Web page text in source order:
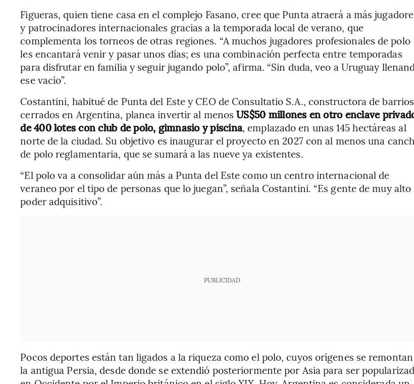
Figueras, quien tiene casa en el complejo Fasano, cree que Punta atraerá a más
y patrocinadores internacionales gracias a la temporada local de verano, que
complementa los torneos de otras regiones. “A muchos jugadores profesionales de polo
les encantará venir y pasar unos días; es una combinación perfecta entre temporadas
para disfrutar en familia y seguir jugando polo”, afirma. “Sin duda, veo a Uruguay
ese vacío”.
Costantini, habitué de Punta del Este y CEO de Consultatio S.A., constructora de barrios
cerrados en Argentina, planea invertir al menosUS$50 millones en otro enclave
de 400 lotes con club de polo, gimnasio y piscina, emplazado en unas 145 hectáreas al
norte de la ciudad. Su objetivo es inaugurar el proyecto en 2027 con al menos una
de polo reglamentaria, que se sumará a las nueve ya existentes.
“El polo va a consolidar aún más a Punta del Este como un centro internacional de
veraneo por el tipo de personas que lo juegan”, señala Costantini. “Es gente de muy alto
poder adquisitivo”.
PUBLICIDAD
Pocos deportes están tan ligados a la riqueza como el polo, cuyos orígenes se remontan
la antigua Persia, desde donde se extendió posteriormente por Asia para ser